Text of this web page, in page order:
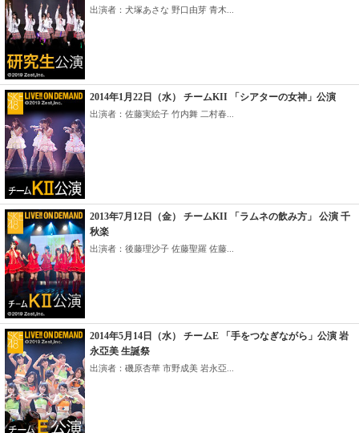
出演者：犬塚あさな 野口由芽 青木...
2014年1月22日（水） チームKII 「シアターの女神」公演
出演者：佐藤実絵子 竹内舞 二村春...
2013年7月12日（金） チームKII 「ラムネの飲み方」 公演 千
秋楽
出演者：後藤理沙子 佐藤聖羅 佐藤...
2014年5月14日（水） チームE 「手をつなぎながら」公演 岩
永亞美 生誕祭
出演者：磯原杏華 市野成美 岩永亞...